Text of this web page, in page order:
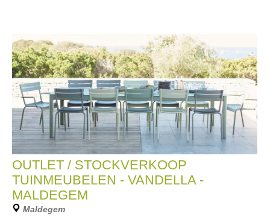
OUTLET / STOCKVERKOOP
TUINMEUBELEN - VANDELLA -
MALDEGEM
Maldegem